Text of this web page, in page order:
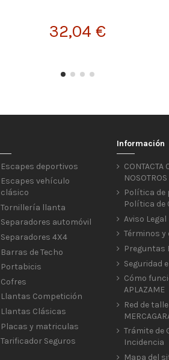
32,04 €
Escapes deportivos
Escapes vehículo
clásico
Tornillería llanta
Separadores automóvil
Separadores 4X4
Barras de Techo
Portabicis
Cofres
Llantas Competición
Llantas Clásicas
Placas y matriculas
Tarificador Seguros
Información
CONTACTA
NOSOTROS
Política de
Política de
Aviso Legal
Términos
Preguntas
Seguridad
Cómo
APLAZAME
Red de
Trámite de
Incidencia
Mapa del